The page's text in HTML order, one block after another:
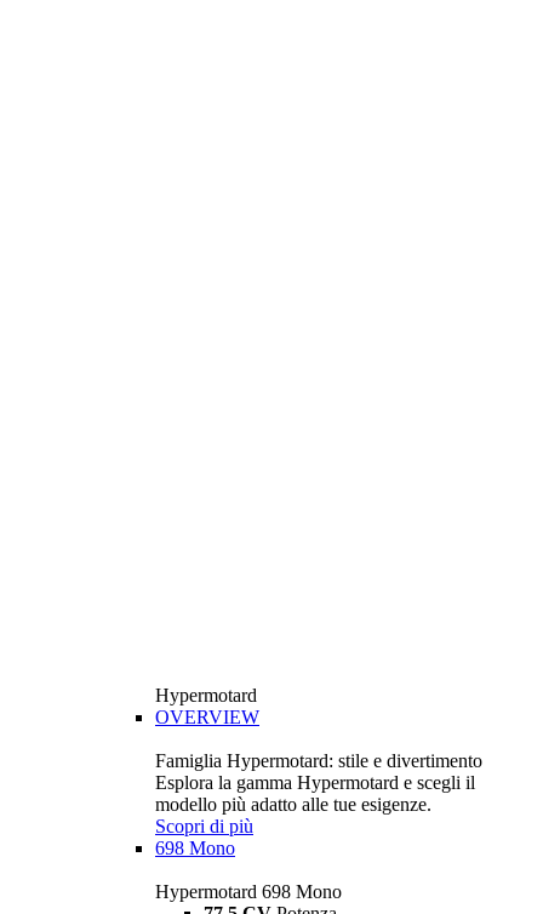
Hypermotard
OVERVIEW
Famiglia Hypermotard: stile e divertimento
Esplora la gamma Hypermotard e scegli il
modello più adatto alle tue esigenze.
Scopri di più
698 Mono
Hypermotard 698 Mono